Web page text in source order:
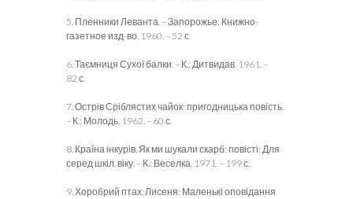
5. Пленники Леванта. – Запорожье: Книжно-
газетное изд-во, 1960. – 52 с.
6. Таємниця Сухої балки. – К.: Дитвидав, 1961. –
82 с.
7. Острів Сріблястих чайок: пригодницька повість.
– К.: Молодь, 1962. – 60 с.
8. Країна інкурів. Як ми шукали скарб: повісті: Для
серед шкіл. віку. – К.: Веселка, 1971. – 199 с.
9. Хоробрий птах. Лисеня: Маленькі оповідання